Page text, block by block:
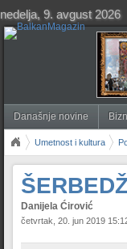
nedelja, 9. avgust 2026
Današnje novine
Umetnost i kultura
Danijela Ćirović
četvrtak, 20. jun 2019